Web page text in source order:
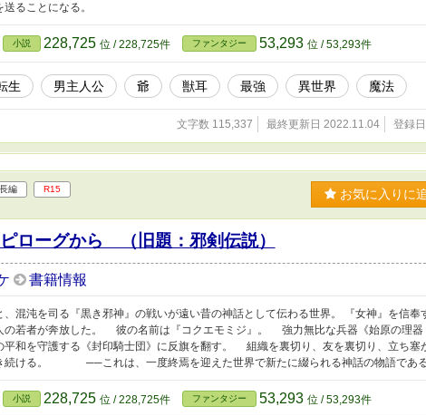
ることになる。
小説 228,725 位 / 228,725件 ファンタジー 53,293 位 / 53,293件
生 男主人公 爺 獣耳 最強 異世界 魔法
文字数 115,337 最終更新日 2022.11.04 登録
長編 R15 お気に入りに
ローグから （旧題：邪剣伝説）
書籍情報
混沌を司る『黒き邪神』の戦いが遠い昔の神話として伝わる世界。 『女神』を信奉
の若者が奔放した。 彼の名前は『コクエモミジ』。 強力無比な兵器《始原の理器
平和を守護する《封印騎士団》に反旗を翻す。 組織を裏切り、友を裏切り、立ち塞
続ける。 ──これは、一度終焉を迎えた世界で新たに綴られる神話の物語であ
小説 228,725 位 / 228,725件 ファンタジー 53,293 位 / 53,293件